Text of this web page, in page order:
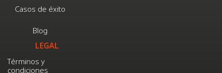
Casos de éxito
Blog
LEGAL
Términos y
condiciones